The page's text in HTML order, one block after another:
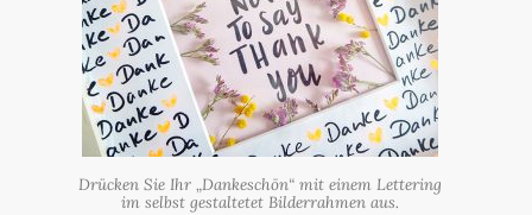
Drücken Sie Ihr „Dankeschön“ mit einem Lettering
im selbst gestaltetet Bilderrahmen aus.